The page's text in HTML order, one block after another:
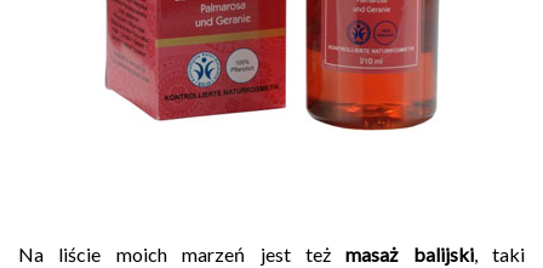
Na liście moich marzeń jest teżmasaż balijski, taki